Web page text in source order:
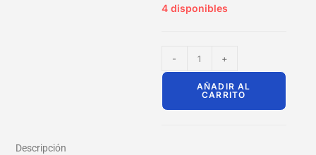
4 disponibles
- +
AÑADIR AL
CARRITO
Descripción